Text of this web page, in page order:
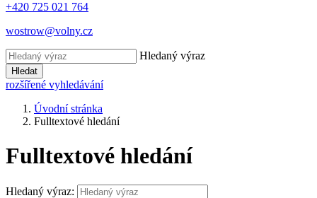
+420 725 021 764
wostrow@volny.cz
Hledaný výraz
Hledat
rozšířené vyhledávání
Úvodní stránka
Fulltextové hledání
Fulltextové hledání
Hledaný výraz: